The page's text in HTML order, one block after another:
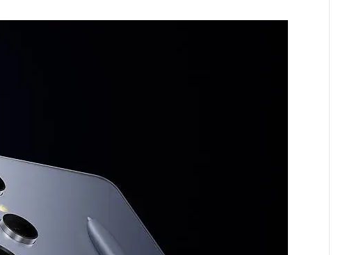
оценка на кредитоспособността,
условия, възможността за предоставяне на
се уведомява.
план и стойността на предплатения пакет.